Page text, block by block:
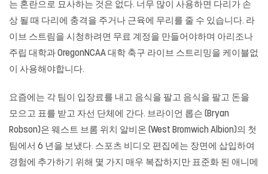
는 혼란으로 묘사하는 것은 없다. 너무 많이 사용하면 다리가 손
상 될 때 다리에 충격을 주거나 근육에 무리를 줄 수 있습니다. 라
이브 스트림을 시청하려면 무료 계정을 만들어야하며 아리조나
주립 대학과 OregonNCAA 대학 축구 라이브 스트리밍을 케이블없
이 사용해야합니다.
요즘에는 각 팀이 입장료를 내고 음식을 팔고 음식을 팔고 돈을
모으고 표를 받고 자선 단체에 간다. 브라이언 롭슨 (Bryan
Robson)은 웨스트 브롬 위치 알비온 (West Bromwich Albion)의 첫
팀에서 6 년을 보냈다. 스포츠 비디오 편집에는 장면에 삽입하여
경험에 추가하기 위해 몇 가지 매우 복잡하지만 표준화 된 애니메